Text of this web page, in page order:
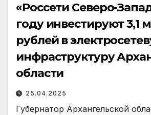
«Россети Северо-
году инвестируют 3,1
рублей в
инфраструктуру
области
25.04.2025
Губернатор Архангельской